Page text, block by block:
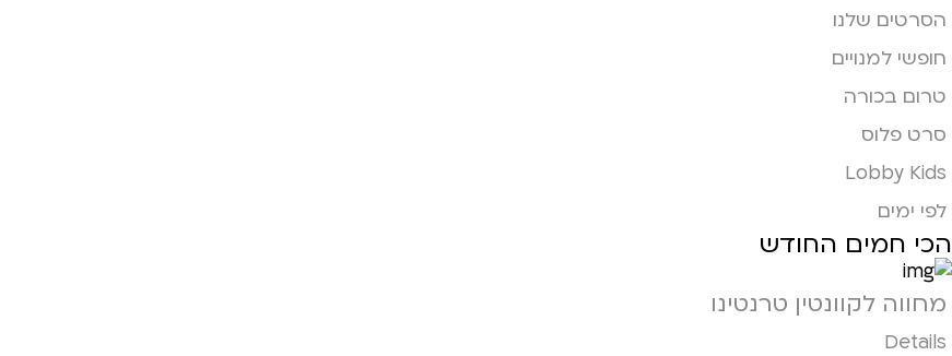
הסרטים שלנו
חופשי למנויים
טרום בכורה
סרט פלוס
Lobby Kids
לפי ימים
הכי חמים החודש
מחווה לקוונטין טרנטינו
Details